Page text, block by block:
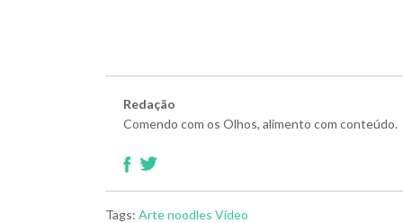
Redação
Comendo com os Olhos, alimento com conteúdo.
Tags: Artenoodles Vídeo